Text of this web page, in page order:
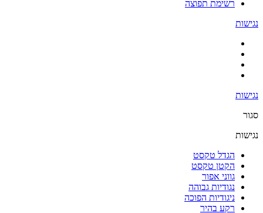
רשימת תפוצה
נגישות
נגישות
סגור
נגישות
הגדל טקסט
הקטן טקסט
גווני אפור
נגודיות גבוהה
ניגודיות הפוכה
רקע בהיר